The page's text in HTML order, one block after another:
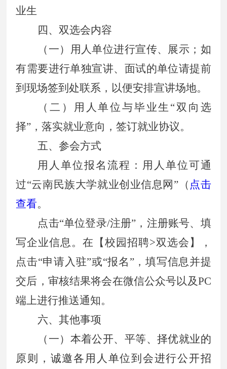
业生
四、双选会内容
（一）用人单位进行宣传、展示；如
有需要进行单独宣讲、面试的单位请提前
到现场签到处联系，以便安排宣讲场地。
（二）用人单位与毕业生“双向选
择”，落实就业意向，签订就业协议。
五、参会方式
用人单位报名流程：用人单位可通
过“云南民族大学就业创业信息网”（ 点击
查看。
点击“单位登录/注册”，注册账号、填
写企业信息。在【校园招聘>双选会】，
点击“申请入驻”或“报名”，填写信息并提
交后，审核结果将会在微信公众号以及PC
端上进行推送通知。
六、其他事项
（一） 本着公开、平等、择优就业的
原则，诚邀各用人单位到会进行公开招